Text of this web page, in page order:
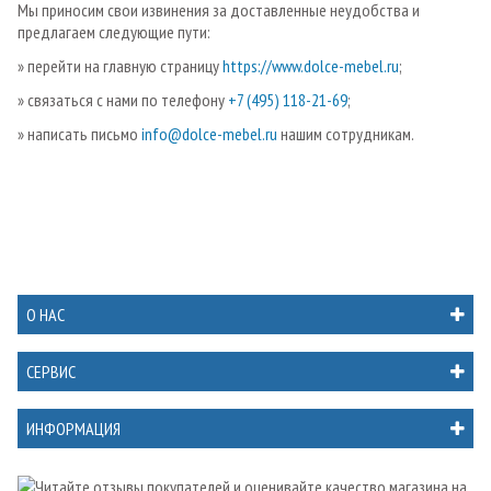
Мы приносим свои извинения за доставленные неудобства и
предлагаем следующие пути:
» перейти на главную страницуhttps://www.dolce-mebel.ru;
» связаться с нами по телефону +7 (495) 118-21-69;
» написать письмо info@dolce-mebel.ru нашим сотрудникам.
О НАС
СЕРВИС
ИНФОРМАЦИЯ